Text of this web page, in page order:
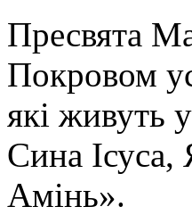
Пресвята
Покровом
які живуть
Сина
Амінь».